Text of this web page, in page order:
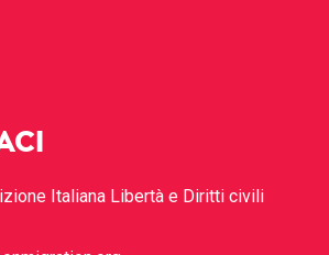
Italiana Libertà e Diritti civili